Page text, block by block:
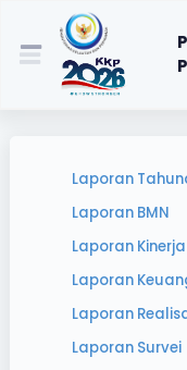
Laporan
Laporan BMN
Laporan Kinerja
Laporan
Laporan
Laporan Survei